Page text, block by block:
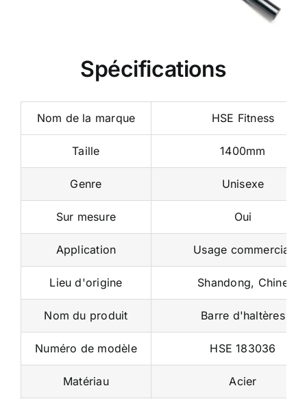
Spécifications
Nom de la marque HSE Fitness
Taille 1400mm
Genre Unisexe
Sur mesure Oui
Application Usage commercial
Lieu d'origine Shandong, Chine
Nom du produit Barre d'haltères
Numéro de modèle HSE 183036
Matériau Acier